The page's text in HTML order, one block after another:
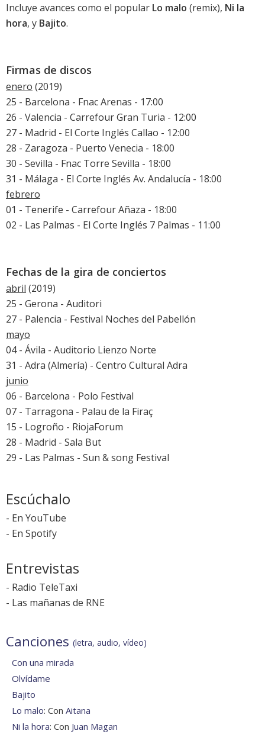
Incluye avances como el popular Lo malo (remix), Ni la
hora, y Bajito.
Firmas de discos
enero (2019)
25 - Barcelona - Fnac Arenas - 17:00
26 - Valencia - Carrefour Gran Turia - 12:00
27 - Madrid - El Corte Inglés Callao - 12:00
28 - Zaragoza - Puerto Venecia - 18:00
30 - Sevilla - Fnac Torre Sevilla - 18:00
31 - Málaga - El Corte Inglés Av. Andalucía - 18:00
febrero
01 - Tenerife - Carrefour Añaza - 18:00
02 - Las Palmas - El Corte Inglés 7 Palmas - 11:00
Fechas de la gira de conciertos
abril (2019)
25 - Gerona - Auditori
27 - Palencia - Festival Noches del Pabellón
mayo
04 - Ávila - Auditorio Lienzo Norte
31 - Adra (Almería) - Centro Cultural Adra
junio
06 - Barcelona - Polo Festival
07 - Tarragona - Palau de la Firaç
15 - Logroño - RiojaForum
28 - Madrid - Sala But
29 - Las Palmas - Sun & song Festival
Escúchalo
- En YouTube
- En Spotify
Entrevistas
- Radio TeleTaxi
- Las mañanas de RNE
Canciones (letra, audio, vídeo)
Con una mirada
Olvídame
Bajito
Lo malo: Con Aitana
Ni la hora: Con Juan Magan